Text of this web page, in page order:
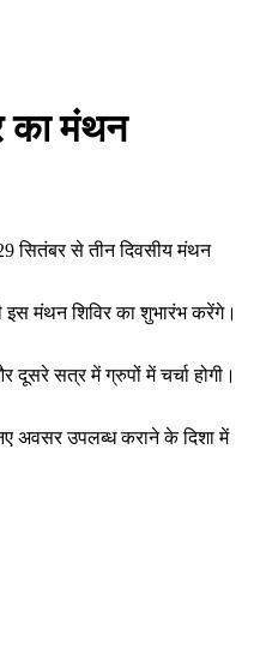
का मंथन
सितंबर से तीन दिवसीय मंथन
इस मंथन शिविर का शुभारंभ करेंगे।
दूसरे सत्र में ग्रुपों में चर्चा होगी।
अवसर उपलब्ध कराने के दिशा में